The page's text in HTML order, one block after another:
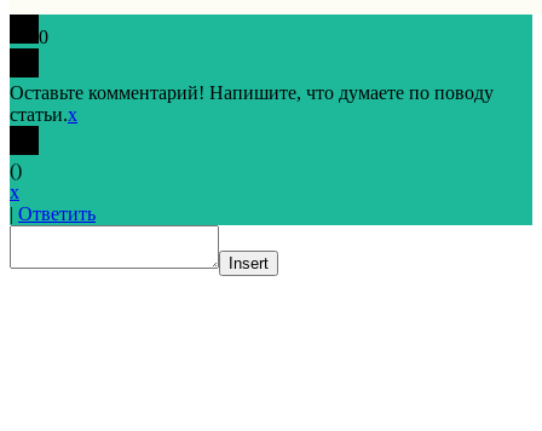
0
Оставьте комментарий! Напишите, что думаете по поводу
статьи.x
()
x
| Ответить
Insert